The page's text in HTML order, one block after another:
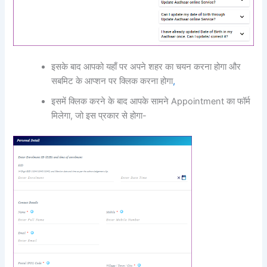
इसके बाद आपको यहाँ पर अपने शहर का चयन करना होगा और
सबमिट के आप्शन पर क्लिक करना होगा,
इसमें क्लिक करने के बाद आपके सामने Appointment का फॉर्म
मिलेगा, जो इस प्रकार से होगा-